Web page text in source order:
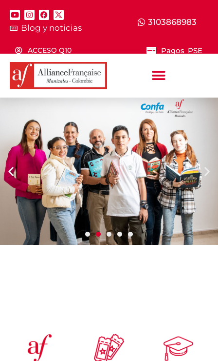
Blog y noticias
3103868983
ACCESO Q10 Pagos PSE
Ver más